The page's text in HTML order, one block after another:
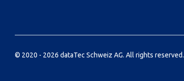
© 2020 - 2026 dataTec Schweiz AG. All rights reserved.